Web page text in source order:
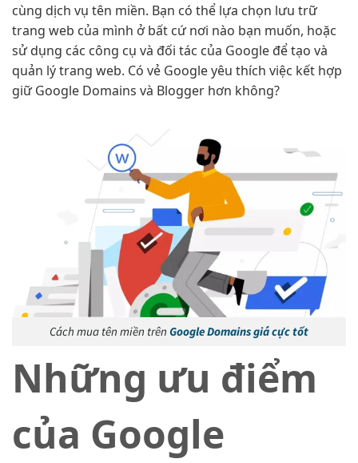
cùng dịch vụ tên miền. Bạn có thể lựa chọn lưu trữ
trang web của mình ở bất cứ nơi nào bạn muốn, hoặc
sử dụng các công cụ và đối tác của Google để tạo và
quản lý trang web. Có vẻ Google yêu thích việc kết hợp
giữ Google Domains và Blogger hơn không?
Cách mua tên miền trên Google Domains giá cực tốt
Những ưu điểm
của Google